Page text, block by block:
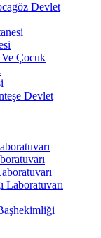
Devlet
Çocuk
Devlet
Laboratuvarı